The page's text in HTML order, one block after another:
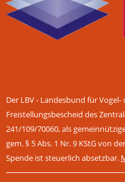
Der LBV - Landesbund für
Freistellungsbescheid des
241/109/70060, als
gem. § 5 Abs. 1 Nr. 9 KStG von
Spende ist steuerlich absetzbar.